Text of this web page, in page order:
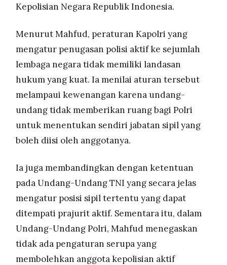
Kepolisian Negara Republik Indonesia.
Menurut Mahfud, peraturan Kapolri yang
mengatur penugasan polisi aktif ke sejumlah
lembaga negara tidak memiliki landasan
hukum yang kuat. Ia menilai aturan tersebut
melampaui kewenangan karena undang-
undang tidak memberikan ruang bagi Polri
untuk menentukan sendiri jabatan sipil yang
boleh diisi oleh anggotanya.
Ia juga membandingkan dengan ketentuan
pada Undang-Undang TNI yang secara jelas
mengatur posisi sipil tertentu yang dapat
ditempati prajurit aktif. Sementara itu, dalam
Undang-Undang Polri, Mahfud menegaskan
tidak ada pengaturan serupa yang
membolehkan anggota kepolisian aktif